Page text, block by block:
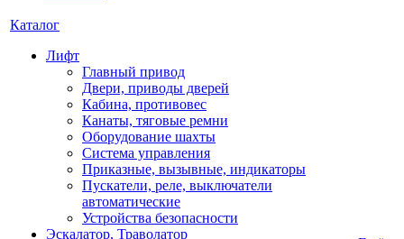
Каталог
Лифт
Главный привод
Двери, приводы дверей
Кабина, противовес
Канаты, тяговые ремни
Оборудование шахты
Система управления
Приказные, вызывные, индикаторы
Пускатели, реле, выключатели
автоматические
Устройства безопасности
Эскалатор, Траволатор